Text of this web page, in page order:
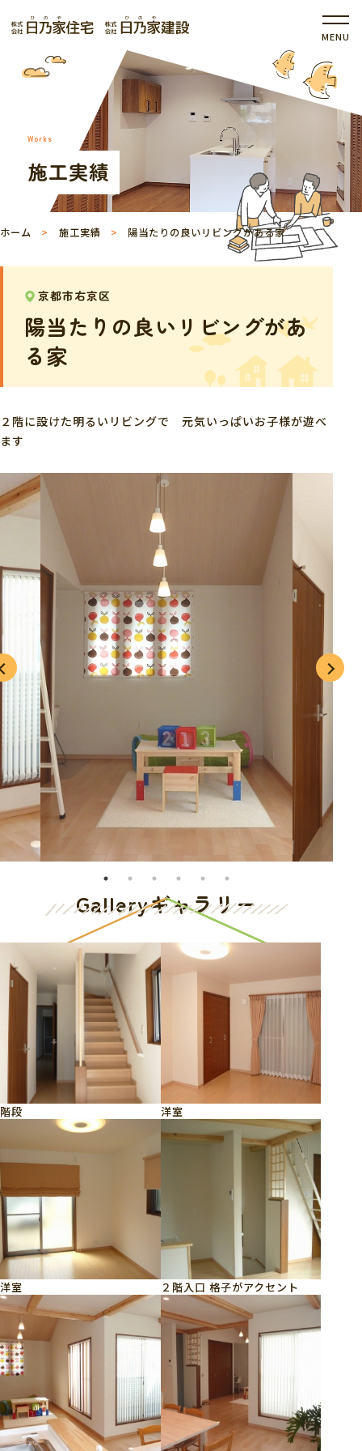
Works
施工実績
ホーム 施工実績 陽当たりの良いリビングがある家
京都市右京区
陽当たりの良いリビングがあ
る家
２階に設けた明るいリビングで 元気いっぱいお子様が遊べ
ます
Galleryギャラリー
階段 洋室
洋室 ２階入口 格子がアクセント